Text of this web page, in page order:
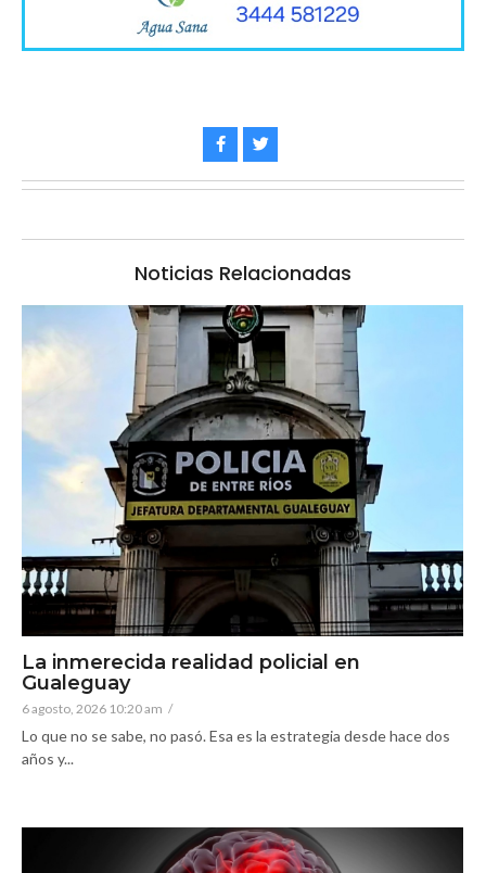
Noticias Relacionadas
La inmerecida realidad policial en
Gualeguay
6 agosto, 2026 10:20 am /
Lo que no se sabe, no pasó. Esa es la estrategia desde hace dos
años y...